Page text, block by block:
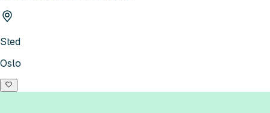
Sted
Oslo